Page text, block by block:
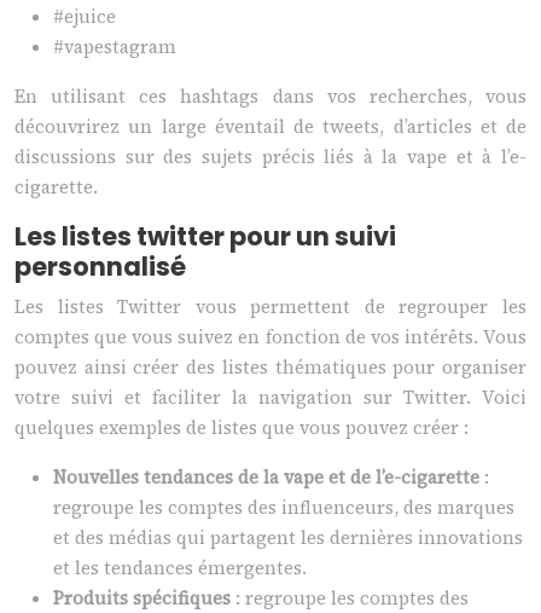
#ejuice
#vapestagram
En utilisant ces hashtags dans vos recherches, vous
découvrirez un large éventail de tweets, d’articles et de
discussions sur des sujets précis liés à la vape et à l’e-
cigarette.
Les listes twitter pour un suivi
personnalisé
Les listes Twitter vous permettent de regrouper les
comptes que vous suivez en fonction de vos intérêts. Vous
pouvez ainsi créer des listes thématiques pour organiser
votre suivi et faciliter la navigation sur Twitter. Voici
quelques exemples de listes que vous pouvez créer :
Nouvelles tendances de la vape et de l’e-cigarette :
regroupe les comptes des influenceurs, des marques
et des médias qui partagent les dernières innovations
et les tendances émergentes.
Produits spécifiques : regroupe les comptes des